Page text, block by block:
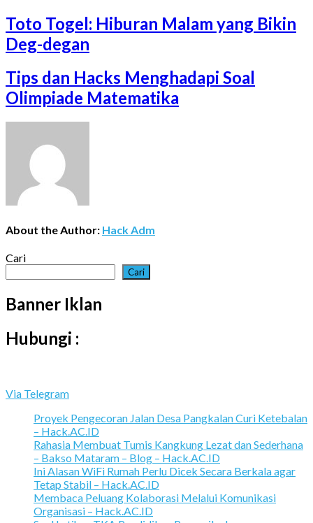
Toto Togel: Hiburan Malam yang Bikin
Deg-degan
Tips dan Hacks Menghadapi Soal
Olimpiade Matematika
About the Author: Hack Adm
Cari
Cari
Banner Iklan
Hubungi :
Via Telegram
Proyek Pengecoran Jalan Desa Pangkalan Curi Ketebalan
– Hack.AC.ID
Rahasia Membuat Tumis Kangkung Lezat dan Sederhana
– Bakso Mataram – Blog – Hack.AC.ID
Ini Alasan WiFi Rumah Perlu Dicek Secara Berkala agar
Tetap Stabil – Hack.AC.ID
Membaca Peluang Kolaborasi Melalui Komunikasi
Organisasi – Hack.AC.ID